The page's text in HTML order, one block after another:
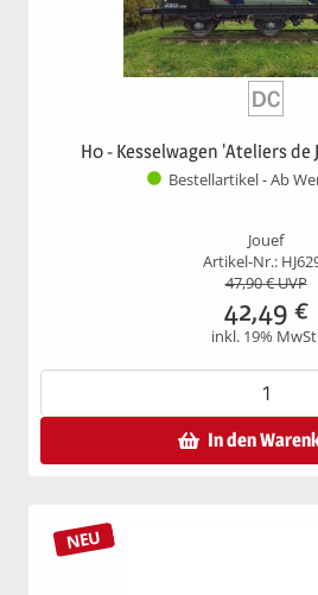
H0 - Kesselwagen 'Ateliers de
Bestellartikel - Ab
Jouef
Artikel-Nr.:
47,90€ UVP
42,49 €
inkl. 19%
In den
NEU